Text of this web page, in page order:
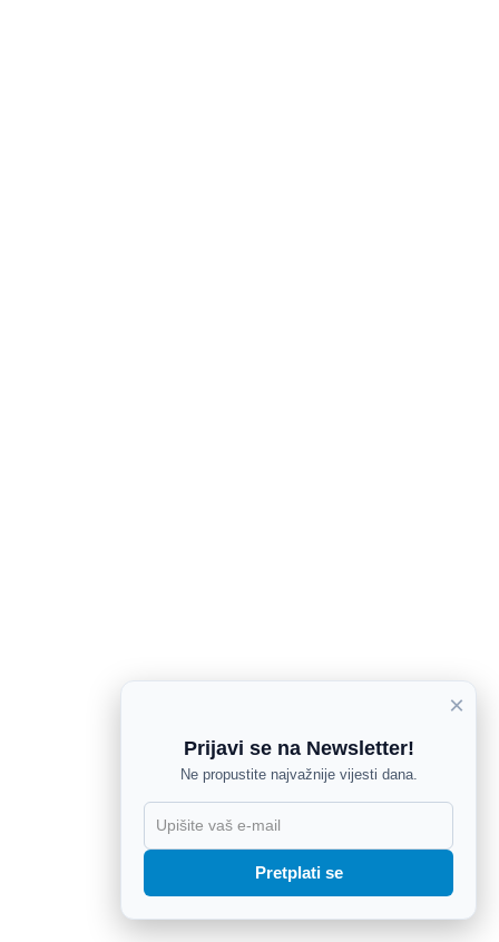
×
Prijavi se na Newsletter!
Ne propustite najvažnije vijesti dana.
Pretplati se